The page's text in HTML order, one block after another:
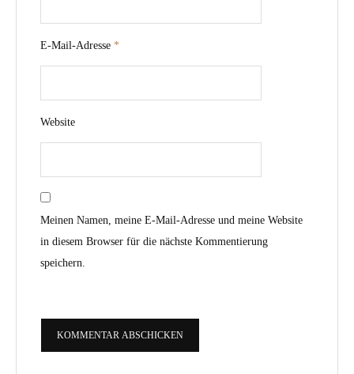
E-Mail-Adresse *
Website
Meinen Namen, meine E-Mail-Adresse und meine Website
in diesem Browser für die nächste Kommentierung
speichern.